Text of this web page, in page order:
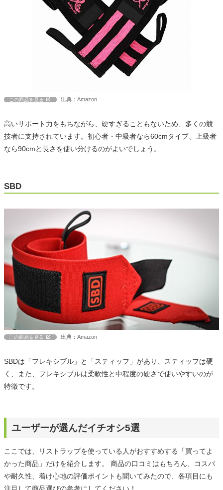
この商品を見る 出典：Amazon
高いサポート力をもちながら、硬すぎることもないため、多くの競
技者に支持されています。初心者・中級者なら60cmタイプ、上級者
なら90cmと長さを使い分けるのがよいでしょう。
SBD
この商品を見る 出典：Amazon
SBDは「フレキシブル」と「スティッフ」があり、スティッフは硬
く、また、フレキシブルは柔軟性と中程度の硬さで使いやすいのが
特徴です。
ユーザーが選んだイチオシ5選
ここでは、リストラップを使っている人がおすすめする「買ってよ
かった商品」だけを紹介します。 商品の口コミはもちろん、コスパ
や耐久性、着け心地の評価ポイントも聞いてみたので、各項目にも